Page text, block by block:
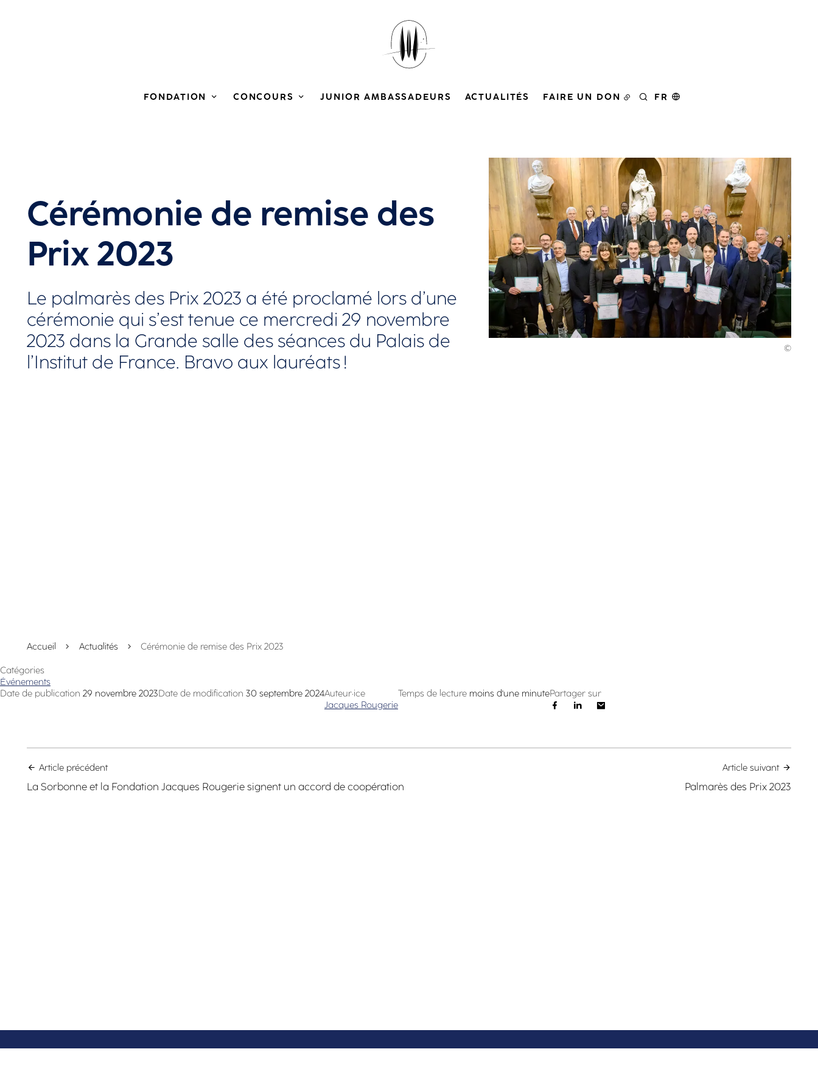
FONDATION CONCOURS JUNIOR AMBASSADEURS ACTUALITÉS FAIRE UN DON RECHERCHER
FR
Cérémonie de remise des
Prix 2023
Le palmarès des Prix 2023 a été proclamé lors d’une
cérémonie qui s’est tenue ce mercredi 29 novembre
2023 dans la Grande salle des séances du Palais de
l’Institut de France. Bravo aux lauréats !
Agrandir
Accueil Actualités Cérémonie de remise des Prix 2023
Catégories
Événements
Date de publication 29 novembre 2023Date de modification 30 septembre 2024Auteur·ice
Jacques Rougerie
Temps de lecture moins d'une minutePartager sur
Article précédent
La Sorbonne et la Fondation Jacques Rougerie signent un accord de coopération
Article suivant
Palmarès des Prix 2023